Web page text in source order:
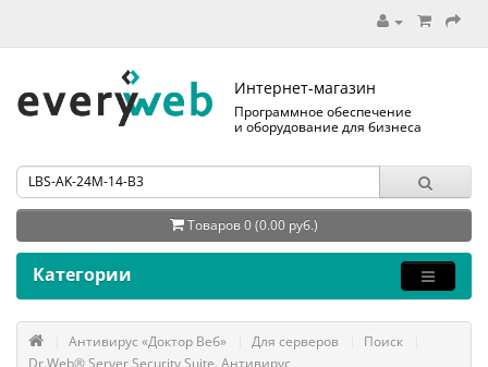
Интернет-магазин
Программное обеспечение
и оборудование для бизнеса
Товаров 0 (0.00 руб.)
Категории
Антивирус «Доктор Веб» Для серверов
Поиск
Dr.Web® Server Security Suite. Антивирус